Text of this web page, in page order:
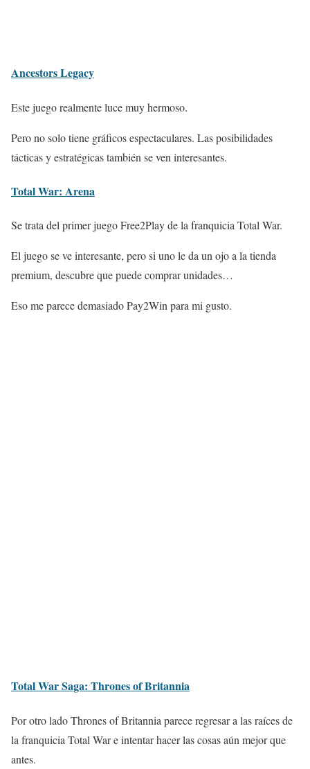
Ancestors Legacy
Este juego realmente luce muy hermoso.
Pero no solo tiene gráficos espectaculares. Las posibilidades
tácticas y estratégicas también se ven interesantes.
Total War: Arena
Se trata del primer juego Free2Play de la franquicia Total War.
El juego se ve interesante, pero si uno le da un ojo a la tienda
premium, descubre que puede comprar unidades…
Eso me parece demasiado Pay2Win para mi gusto.
Total War Saga: Thrones of Britannia
Por otro lado Thrones of Britannia parece regresar a las raíces de
la franquicia Total War e intentar hacer las cosas aún mejor que
antes.